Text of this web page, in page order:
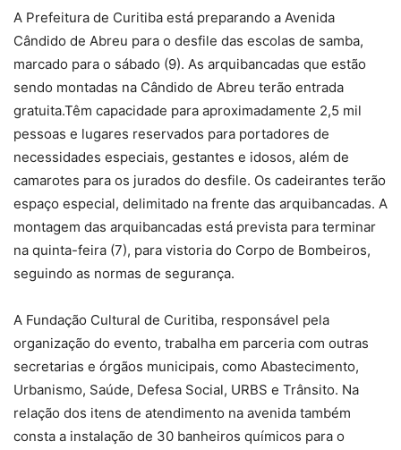
A Prefeitura de Curitiba está preparando a Avenida
Cândido de Abreu para o desfile das escolas de samba,
marcado para o sábado (9). As arquibancadas que estão
sendo montadas na Cândido de Abreu terão entrada
gratuita.Têm capacidade para aproximadamente 2,5 mil
pessoas e lugares reservados para portadores de
necessidades especiais, gestantes e idosos, além de
camarotes para os jurados do desfile. Os cadeirantes terão
espaço especial, delimitado na frente das arquibancadas. A
montagem das arquibancadas está prevista para terminar
na quinta-feira (7), para vistoria do Corpo de Bombeiros,
seguindo as normas de segurança.
A Fundação Cultural de Curitiba, responsável pela
organização do evento, trabalha em parceria com outras
secretarias e órgãos municipais, como Abastecimento,
Urbanismo, Saúde, Defesa Social, URBS e Trânsito. Na
relação dos itens de atendimento na avenida também
consta a instalação de 30 banheiros químicos para o